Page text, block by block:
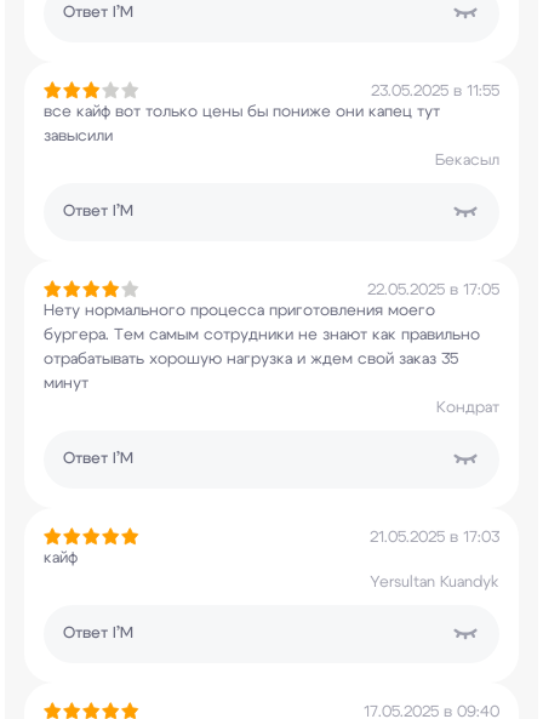
Ответ I’M
23.05.2025 в 11:55
все кайф вот только цены бы пониже они капец тут
завысили
Бекасыл
Ответ I’M
22.05.2025 в 17:05
Нету нормального процесса приготовления моего
бургера. Тем самым сотрудники не знают как правильно
отрабатывать хорошую нагрузка и ждем свой заказ 35
минут
Кондрат
Ответ I’M
21.05.2025 в 17:03
кайф
Yersultan Kuandyk
Ответ I’M
17.05.2025 в 09:40